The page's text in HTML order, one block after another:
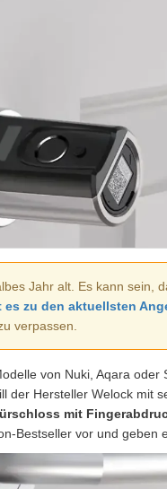
Jahr alt. Es kann sein,
es zu den aktuellsten
verpassen.
von Nuki, Aqara oder
der Hersteller Welock mit
mit
Bestseller vor und geben